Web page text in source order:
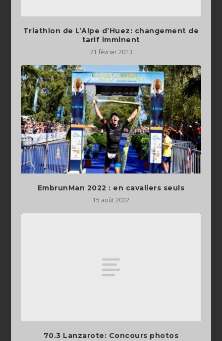
Triathlon de L’Alpe d’Huez: changement de
tarif imminent
21 février 2013
EmbrunMan 2022 : en cavaliers seuls
15 août 2022
70.3 Lanzarote: Concours photos